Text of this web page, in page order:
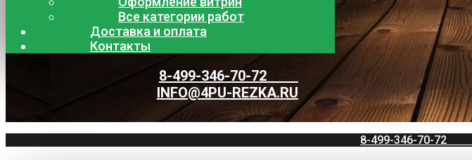
Все категории работ
Доставка и оплата
Контакты
8-499-346-70-72
INFO@4PU-REZKA.RU
8-499-346-70-72